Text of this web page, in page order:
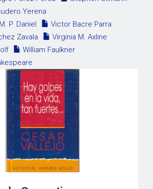
Yerena
P. Daniel
Victor Bacre Parra
Zavala
Virginia M. Axline
William Faulkner